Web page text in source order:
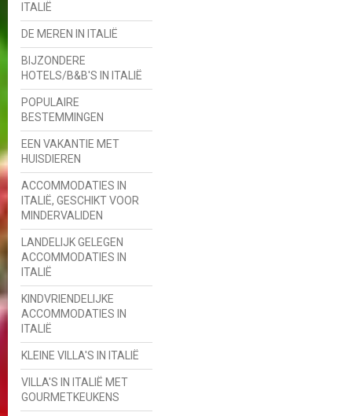
ITALIË
DE MEREN IN ITALIË
BIJZONDERE
HOTELS/B&B'S IN ITALIË
POPULAIRE
BESTEMMINGEN
EEN VAKANTIE MET
HUISDIEREN
ACCOMMODATIES IN
ITALIË, GESCHIKT VOOR
MINDERVALIDEN
LANDELIJK GELEGEN
ACCOMMODATIES IN
ITALIË
KINDVRIENDELIJKE
ACCOMMODATIES IN
ITALIË
KLEINE VILLA'S IN ITALIË
VILLA'S IN ITALIË MET
GOURMETKEUKENS